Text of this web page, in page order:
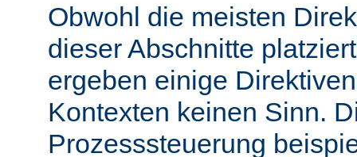
Obwohl die meisten
dieser Abschnitte
ergeben einige
Kontexten keinen Sinn.
Prozesssteuerung